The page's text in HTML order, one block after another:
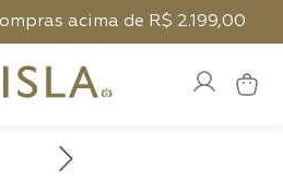
acima de R$ 2.199,00